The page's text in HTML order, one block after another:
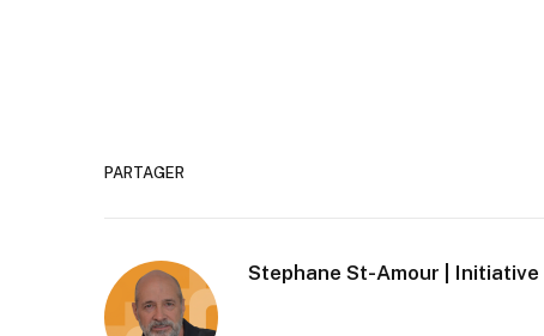
PARTAGER
Stephane St-Amour |